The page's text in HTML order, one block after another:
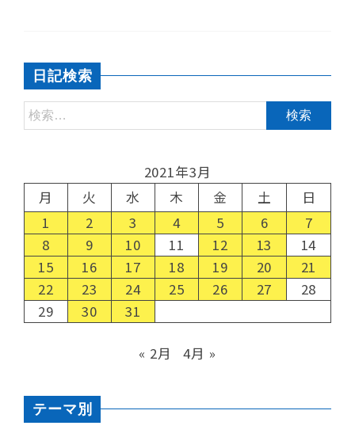
日記検索
2021年3月
月
火 水 木 金 土
日
1
2 3 4 5 6
7
8
9 10 11 12 13
14
15
16 17 18 19 20
21
22
23 24 25 26 27
28
29
30 31
« 2月 4月 »
テーマ別